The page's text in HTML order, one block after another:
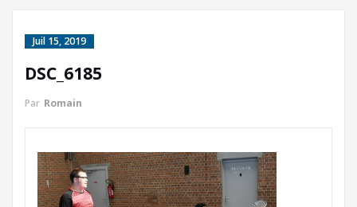
Juil 15, 2019
DSC_6185
Par Romain